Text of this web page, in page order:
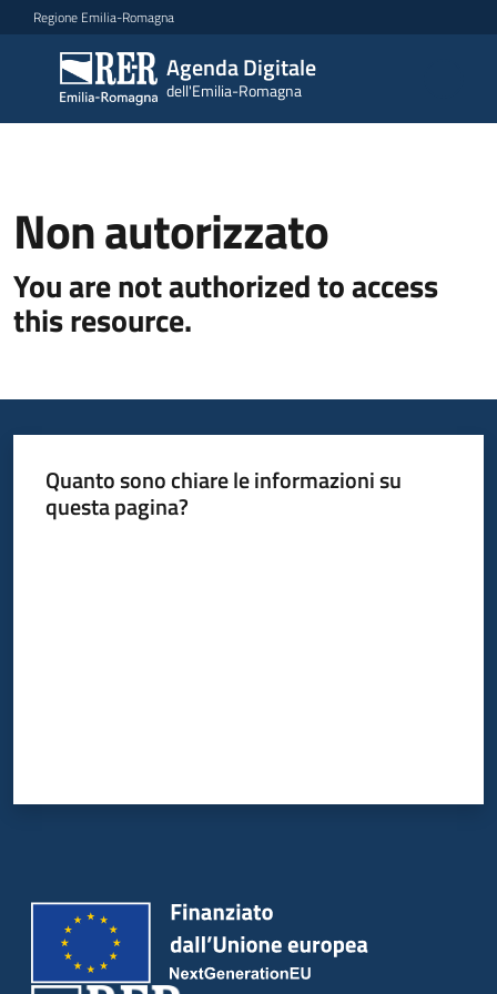
Vai al contenuto
Vai alla navigazione
Vai al footer
Regione Emilia-Romagna
Agenda Digitale
dell'Emilia-Romagna
Agenda
Digitale
dell'Emilia-
Novità
Strategia
Dati
del
territorio
Non autorizzato
You are not authorized to access
this resource.
Quanto sono chiare le informazioni su
questa pagina?